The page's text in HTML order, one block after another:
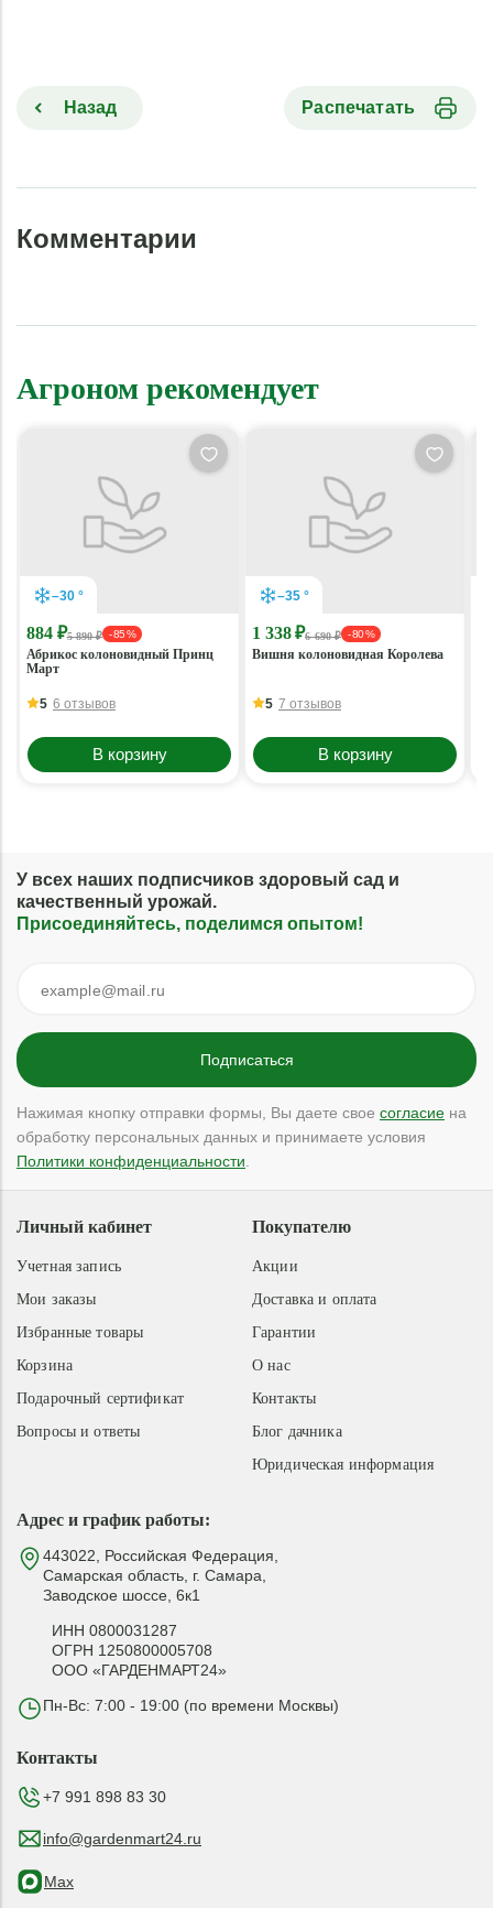
Распечатать
Назад
Комментарии
Агроном рекомендует
–30 °
884 ₽5 890 ₽ - 85 %
Абрикос колоновидный Принц
Март
5 6 отзывов
В корзину
–35 °
1 338 ₽6 690 ₽ - 80 %
Вишня колоновидная Королева
5 7 отзывов
В корзину
У всех наших подписчиков здоровый сад и
качественный урожай.
Присоединяйтесь, поделимся опытом!
Нажимая кнопку отправки формы, Вы даете свое согласие на
обработку персональных данных и принимаете условия
Политики конфиденциальности
Адрес и график работы:
443022, Российская Федерация,
Самарская область, г. Самара,
Заводское шоссе, 6к1
ИНН 0800031287
ОГРН 1250800005708
ООО «ГАРДЕНМАРТ24»
Пн-Вс: 7:00 - 19:00 (по времени Москвы)
Покупателю
Акции
Доставка и оплата
Гарантии
О нас
Контакты
Блог дачника
Юридическая информация
Личный кабинет
Учетная запись
Мои заказы
Избранные товары
Корзина
Подарочный сертификат
Вопросы и ответы
Контакты
+7 991 898 83 30
info@gardenmart24.ru
Max